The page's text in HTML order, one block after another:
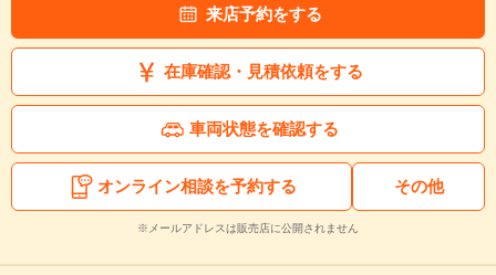
来店予約をする
在庫確認・見積依頼をする
車両状態を確認する
オンライン相談を予約する その他
※メールアドレスは販売店に公開されません